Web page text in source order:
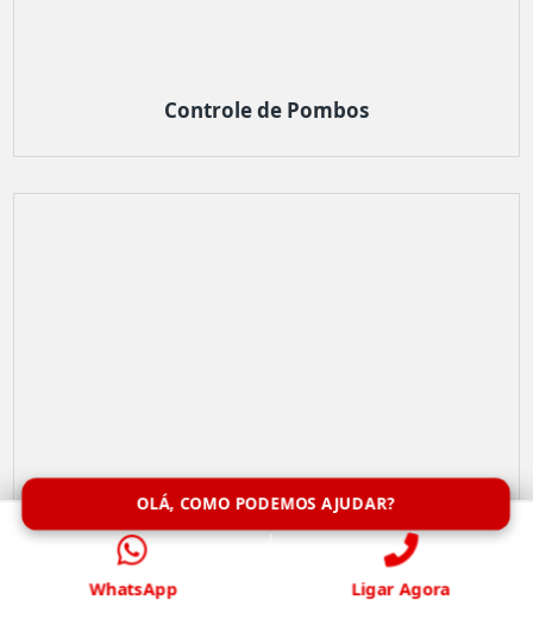
Controle de Pombos
OLÁ, COMO PODEMOS AJUDAR?
WhatsApp Ligar Agora